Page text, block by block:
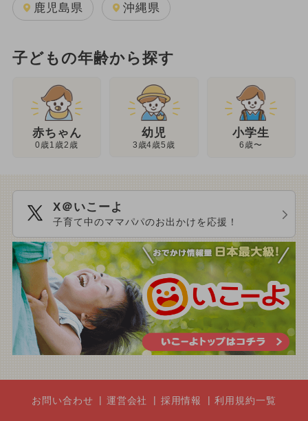
鹿児島県 沖縄県
子どもの年齢から探す
赤ちゃん
0歳1歳2歳
幼児
3歳4歳5歳
小学生
6歳〜
X＠いこーよ
子育て中のママパパのお出かけを応援！
お問い合わせ 運営会社 採用情報 利用規約一覧